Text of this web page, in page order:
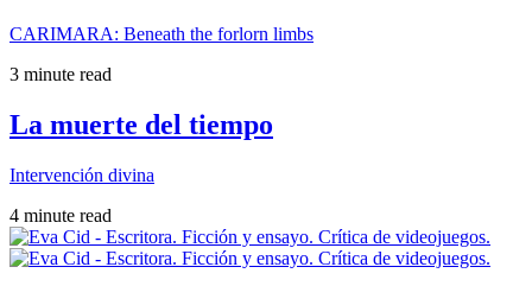
CARIMARA: Beneath the forlorn limbs
3 minute read
La muerte del tiempo
Intervención divina
4 minute read